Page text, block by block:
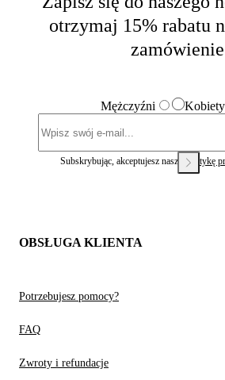
otrzymaj 15% rabatu
zamówienie
Mężczyźni Kobiety
Subskrybując, akceptujesz naszą Politykę
OBSŁUGA KLIENTA
Potrzebujesz pomocy?
FAQ
Zwroty i refundacje